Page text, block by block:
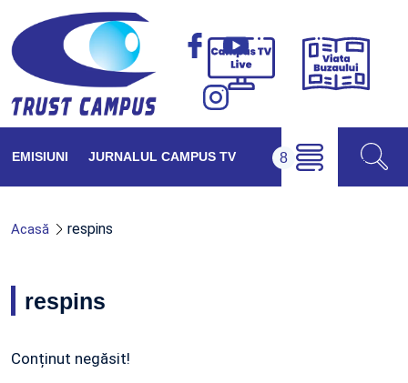
Campus
Viața
EMISIUNI JURNALUL CAMPUS TV
Acasă respins
respins
Conținut negăsit!